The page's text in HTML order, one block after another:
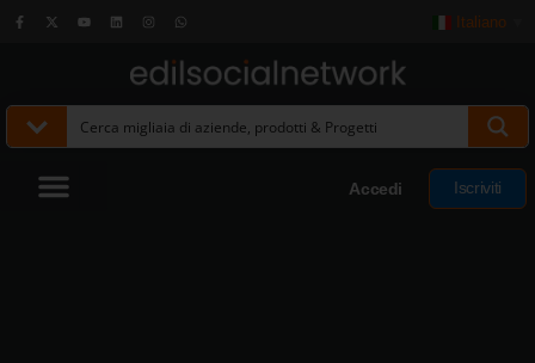
Italiano
Accedi Iscriviti